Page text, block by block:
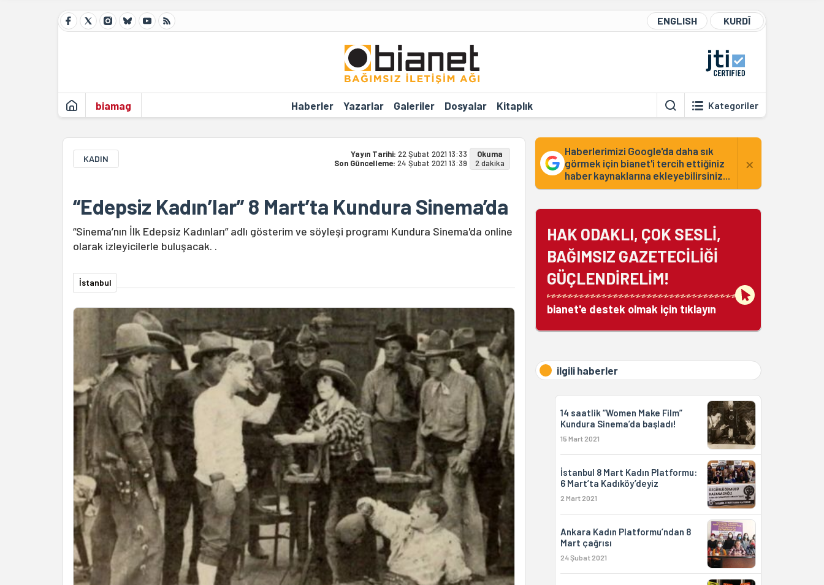
ENGLISH KURDÎ
biamag Haberler Yazarlar Galeriler Dosyalar Kitaplık Kategoriler
KADIN Yayın Tarihi: 22 Şubat 2021 13:33
Son Güncelleme: 24 Şubat 2021 13:39
Okuma
2 dakika
“Edepsiz Kadın’lar” 8 Mart’ta Kundura Sinema’da
“Sinema’nın İlk Edepsiz Kadınları” adlı gösterim ve söyleşi programı Kundura Sinema'da online
olarak izleyicilerle buluşacak. .
İstanbul
Haberlerimizi Google'da daha sık
görmek için bianet'i tercih ettiğiniz
haber kaynaklarına ekleyebilirsiniz...
×
HAK ODAKLI, ÇOK SESLİ,
BAĞIMSIZ GAZETECİLİĞİ
GÜÇLENDİRELİM!
bianet'e destek olmak için tıklayın
ilgili haberler
14 saatlik “Women Make Film”
Kundura Sinema’da başladı!
15 Mart 2021
İstanbul 8 Mart Kadın Platformu:
6 Mart’ta Kadıköy’deyiz
2 Mart 2021
Ankara Kadın Platformu’ndan 8
Mart çağrısı
24 Şubat 2021